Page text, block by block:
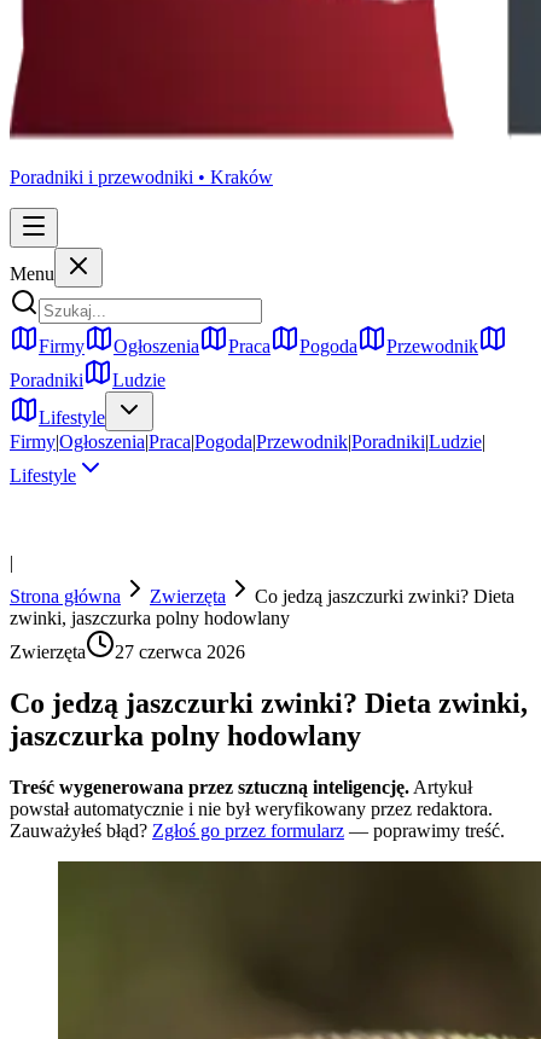
Poradniki i przewodniki • Kraków
Menu
Firmy Ogłoszenia Praca Pogoda
Przewodnik
Poradniki
Ludzie
Lifestyle
Firmy|Ogłoszenia|Praca|Pogoda|Przewodnik|Poradniki|Ludzie|
Lifestyle
|
Strona główna
Zwierzęta
Co jedzą jaszczurki zwinki? Dieta
zwinki, jaszczurka polny hodowlany
Zwierzęta
27 czerwca 2026
Co jedzą jaszczurki zwinki? Dieta zwinki,
jaszczurka polny hodowlany
Treść wygenerowana przez sztuczną inteligencję. Artykuł
powstał automatycznie i nie był weryfikowany przez redaktora.
Zauważyłeś błąd? Zgłoś go przez formularz — poprawimy treść.